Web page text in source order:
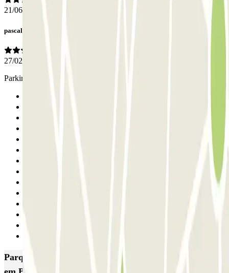
21/06/2026
pascal
27/02/2026
Parking idéal dans une ville où il est difficile de se garer
Parques de estacionamento com melhor classificação